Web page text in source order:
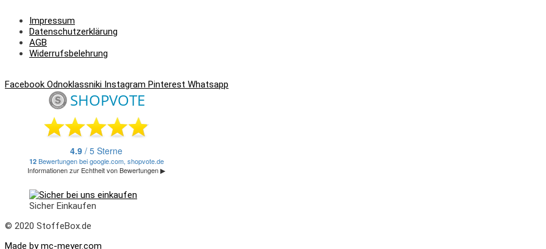
Impressum
Datenschutzerklärung
AGB
Widerrufsbelehrung
Facebook Odnoklassniki Instagram Pinterest Whatsapp
Sicher Einkaufen
© 2020 StoffeBox.de
Made by mc-meyer.com